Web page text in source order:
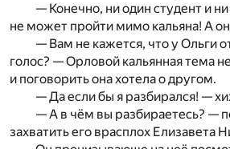
— Конечно, ни один студент и
не может пройти мимо кальяна! А
— Вам не кажется, что у Ольги
голос? — Орловой кальянная тема
и поговорить она хотела о другом.
— Да если бы я разбирался! —
— А в чём вы разбираетесь? —
захватить его врасплох Елизавета